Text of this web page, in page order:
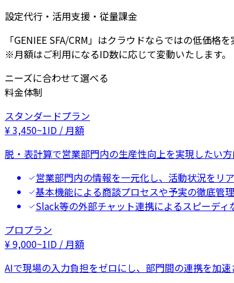
設定代行・活用支援・従量課金
「GENIEE SFA/CRM」はクラウドならではの低価格を
※月額はご利用になるID数に応じて変動いたします。
ニーズに合わせて選べる
料金体制
スタンダードプラン
¥3,450~1ID / 月額
脱・表計算で営業部門内の生産性向上を実現したい
営業部門内の情報を一元化し、活動状況をリ
基本機能による商談プロセスや予実の徹底管理
Slack等の外部チャット連携によるスピーディ
プロプラン
¥9,000~1ID / 月額
AIで現場の入力負担をゼロにし、部門間の連携を加